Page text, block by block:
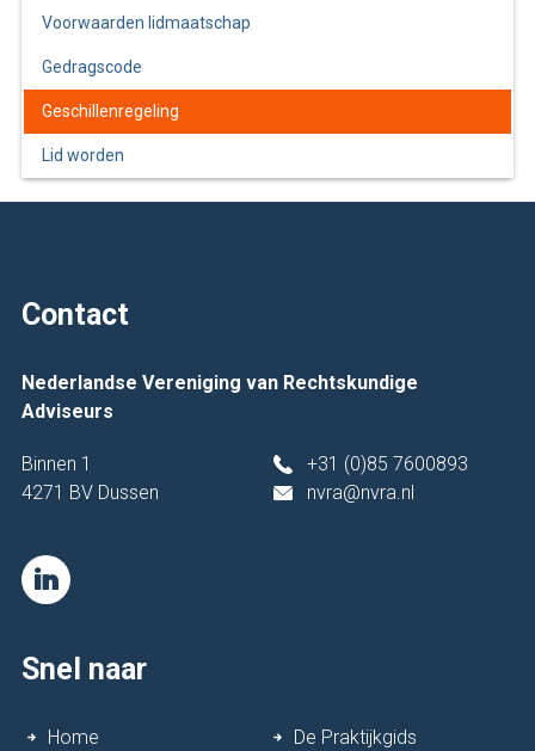
Voorwaarden lidmaatschap
Gedragscode
Geschillenregeling
Lid worden
Contact
Nederlandse Vereniging van Rechtskundige
Adviseurs
Binnen 1
4271 BV Dussen
+31 (0)85 7600893
nvra@nvra.nl
Snel naar
Home De Praktijkgids